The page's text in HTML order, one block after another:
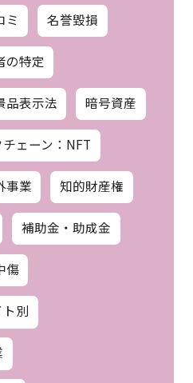
ミ 名誉毀損
の特定
品表示法 暗号資産
ェーン：NFT
事業 知的財産権
補助金・助成金
傷
別